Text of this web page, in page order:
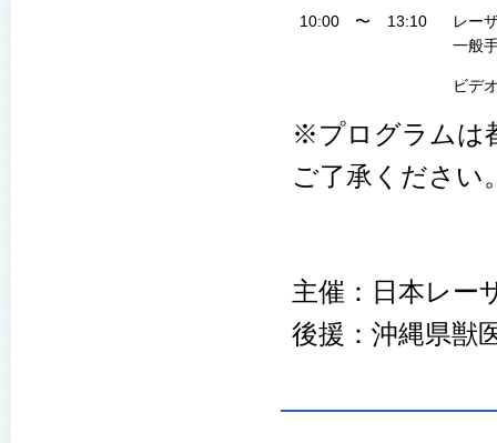
10:00 〜 13:10
レー
一般
ビデ
※プログラムは
ご了承ください
主催：日本レー
後援：沖縄県獣